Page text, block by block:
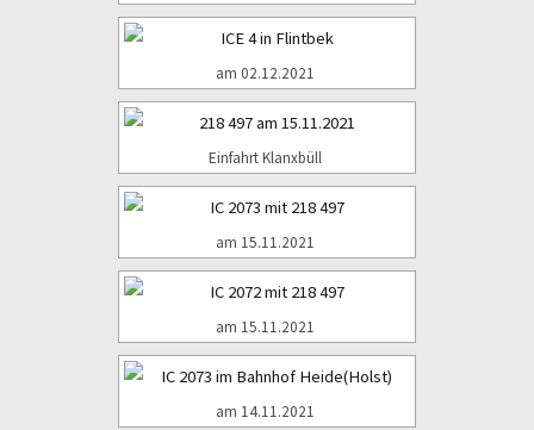
am 02.12.2021
Einfahrt Klanxbüll
am 15.11.2021
am 15.11.2021
am 14.11.2021